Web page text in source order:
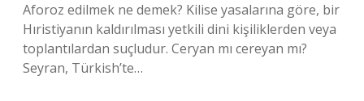
Aforoz edilmek ne demek? Kilise yasalarına göre, bir
Hıristiyanın kaldırılması yetkili dini kişiliklerden veya
toplantılardan suçludur. Ceryan mı cereyan mı?
Seyran, Türkish’te…